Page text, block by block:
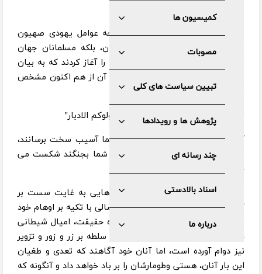
کمیسیون ها
مصوبات
تبیین سیاست های کلی
پژوهش ها و رویدادها
چند رسانه ای
اسناد بالادستی
درباره ما
غربی ها نمی دانند که پنجه در پنجه عوامل یهودی صهیون
انداختن، آمال و آرزوی دیرین ایرانیان، بلکه مسلمانان جهان
است؛ لذا این بار ناشیانه خود، جنگی را آغاز کردند که به بیان
قرآن شریف در سوره آل عمران، نتیجه آن از هم اکنون مشخص
" لن یضروکم الا اذی و ان یقاتلوکم یولوکم الادبار"
آنها یهودیان، هرگز نمی توانند به شما آسیب سخت برسانند،
فقط شما را اندکی می آزارند و اگر با شما بجنگند شکست می
خورند و فرار می کنند.
این قوم تاکنون با حیله و فریب بناهایی به غایت سست بر
گرده دیگران ساخته و قدرت هایی پوشالی با تکیه بر اوهام خود
ایجاد نموده و با رنگ پاشیدن بر چهره حقیقت، امیال شیطانی
خود را پنهان داشته و تا به امروز، با سلطه بر زر و زور و تزویر
نیز دوام آورده است، اما آنان خود آگاهند ‌که تعدی و طغیان
این بار آنان، هستی وطومارشان را بر باد خواهد داد و آنگونه که‌